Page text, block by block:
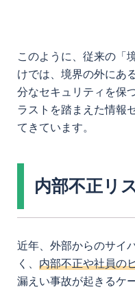
このように、従来の「
けでは、境界の外にあ
分なセキュリティを保
ラストを踏まえた情報
てきています。
内部不正リ
近年、外部からのサイ
く、 内部不正や社員の
漏えい事故が起きるケ